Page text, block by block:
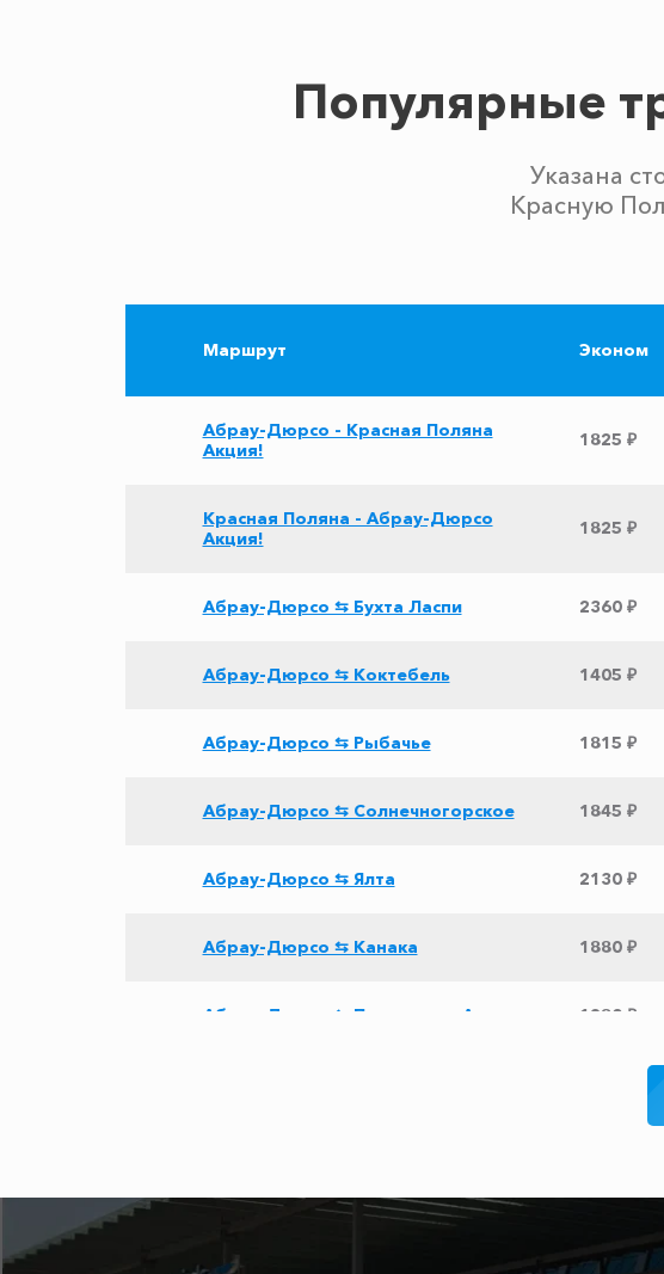
Популярные
Указана
Красную
Маршрут Эконом
Абрау-Дюрсо - Красная Поляна
Акция!
1825 ₽
Красная Поляна - Абрау-Дюрсо
Акция!
1825 ₽
Абрау-Дюрсо ⇆ Бухта Ласпи 2360 ₽
Абрау-Дюрсо ⇆ Коктебель 1405 ₽
Абрау-Дюрсо ⇆ Рыбачье 1815 ₽
Абрау-Дюрсо ⇆ Солнечногорское 1845 ₽
Абрау-Дюрсо ⇆ Ялта 2130 ₽
Абрау-Дюрсо ⇆ Канака 1880 ₽
Абрау-Дюрсо ⇆ Приморско-Ахтарск 1280 ₽
Абрау-Дюрсо ⇆ Хоста